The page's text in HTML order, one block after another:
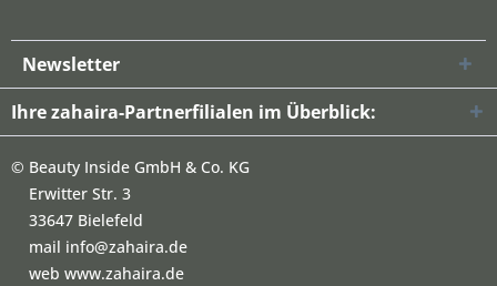
Newsletter
Ihre zahaira-Partnerfilialen im Überblick:
© Beauty Inside GmbH & Co. KG
Erwitter Str. 3
33647 Bielefeld
mail info@zahaira.de
web www.zahaira.de